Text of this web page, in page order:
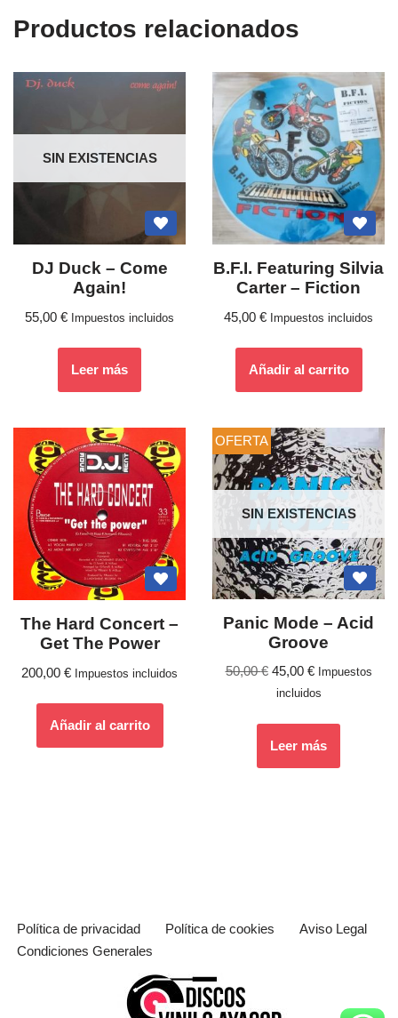
Productos relacionados
SIN EXISTENCIAS
DJ Duck – Come
Again!
55,00 € Impuestos incluidos
Leer más
B.F.I. Featuring Silvia
Carter – Fiction
45,00 € Impuestos incluidos
Añadir al carrito
The Hard Concert –
Get The Power
200,00 € Impuestos incluidos
Añadir al carrito
OFERTA
SIN EXISTENCIAS
Panic Mode – Acid
Groove
50,00€ 45,00 €
Impuestos
incluidos
Leer más
Política de privacidad Política de cookies
Aviso Legal
Condiciones Generales